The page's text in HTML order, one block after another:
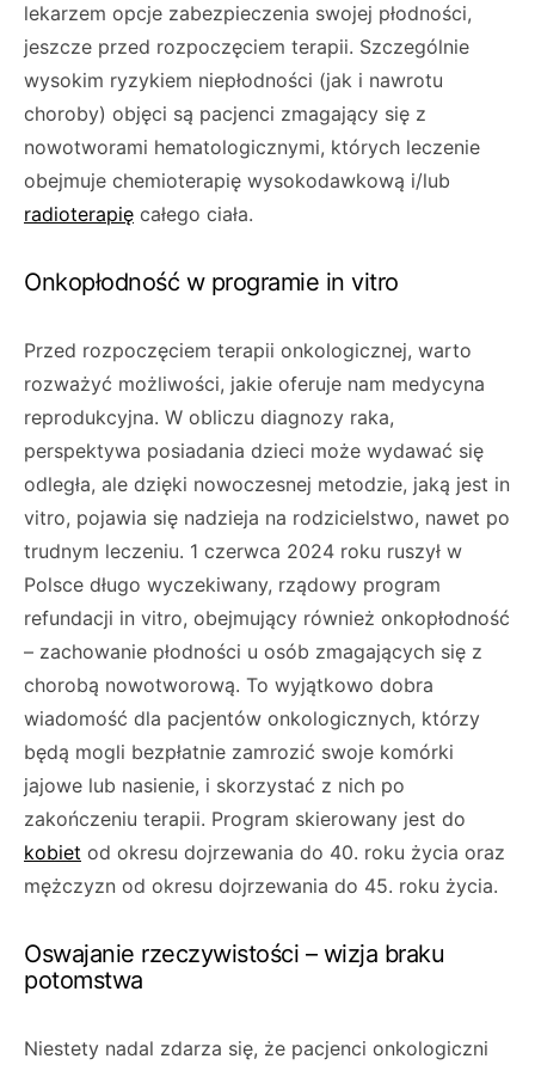
lekarzem opcje zabezpieczenia swojej płodności,
jeszcze przed rozpoczęciem terapii. Szczególnie
wysokim ryzykiem niepłodności (jak i nawrotu
choroby) objęci są pacjenci zmagający się z
nowotworami hematologicznymi, których leczenie
obejmuje chemioterapię wysokodawkową i/lub
radioterapię całego ciała.
Onkopłodność w programie in vitro
Przed rozpoczęciem terapii onkologicznej, warto
rozważyć możliwości, jakie oferuje nam medycyna
reprodukcyjna. W obliczu diagnozy raka,
perspektywa posiadania dzieci może wydawać się
odległa, ale dzięki nowoczesnej metodzie, jaką jest in
vitro, pojawia się nadzieja na rodzicielstwo, nawet po
trudnym leczeniu. 1 czerwca 2024 roku ruszył w
Polsce długo wyczekiwany, rządowy program
refundacji in vitro, obejmujący również onkopłodność
– zachowanie płodności u osób zmagających się z
chorobą nowotworową. To wyjątkowo dobra
wiadomość dla pacjentów onkologicznych, którzy
będą mogli bezpłatnie zamrozić swoje komórki
jajowe lub nasienie, i skorzystać z nich po
zakończeniu terapii. Program skierowany jest do
kobiet od okresu dojrzewania do 40. roku życia oraz
mężczyzn od okresu dojrzewania do 45. roku życia.
Oswajanie rzeczywistości – wizja braku
potomstwa
Niestety nadal zdarza się, że pacjenci onkologiczni